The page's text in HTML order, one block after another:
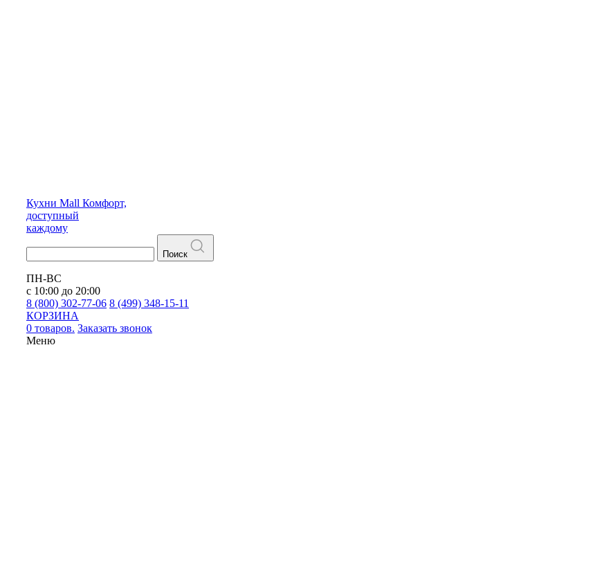
Кухни Mall Комфорт,
доступный
каждому
Поиск
ПН-ВС
с 10:00 до 20:00
8 (800) 302-77-06 8 (499) 348-15-11
КОРЗИНА
0 товаров. Заказать звонок
Меню